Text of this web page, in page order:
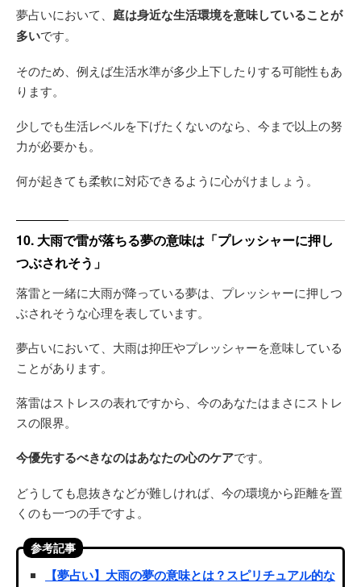
夢占いにおいて、 庭は身近な生活環境を意味していることが
多いです。
そのため、例えば生活水準が多少上下したりする可能性もあ
ります。
少しでも生活レベルを下げたくないのなら、今まで以上の努
力が必要かも。
何が起きても柔軟に対応できるように心がけましょう。
10. 大雨で雷が落ちる夢の意味は「プレッシャーに押し
つぶされそう」
落雷と一緒に大雨が降っている夢は、プレッシャーに押しつ
ぶされそうな心理を表しています。
夢占いにおいて、大雨は抑圧やプレッシャーを意味している
ことがあります。
落雷はストレスの表れですから、今のあなたはまさにストレ
スの限界。
今優先するべきなのはあなたの心のケアです。
どうしても息抜きなどが難しければ、今の環境から距離を置
くのも一つの手ですよ。
参考記事
【夢占い】大雨の夢の意味とは？スピリチュアル的な